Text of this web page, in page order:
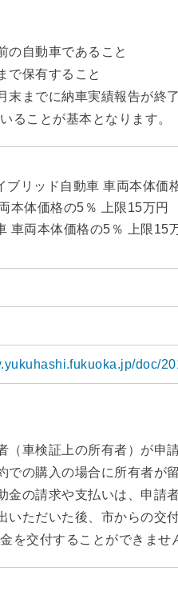
の自動車であること
で保有すること
末までに納車実績報告が終
ることが基本となります。
ブリッド自動車 車両本体価
本体価格の5％ 上限15万円
車両本体価格の5％ 上限15
doc/
（車検証上の所有者）が申
での購入の場合に所有者が
金の請求や支払いは、申請
いただいた後、市からの交
を交付することができませ